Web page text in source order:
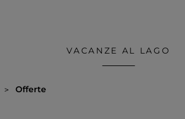
VACANZE AL LAGO
Offerte